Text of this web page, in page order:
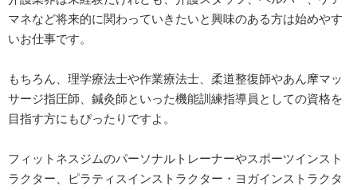
マネなど将来的に関わっていきたいと興味のある方は始めやす
いお仕事です。
もちろん、理学療法士や作業療法士、柔道整復師やあん摩マッ
サージ指圧師、鍼灸師といった機能訓練指導員としての資格を
目指す方にもぴったりですよ。
フィットネスジムのパーソナルトレーナーやスポーツインスト
ラクター、ピラティスインストラクター・ヨガインストラクタ